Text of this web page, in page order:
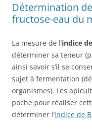
Détermination
fructose-eau du
La mesure de l’indice
déterminer sa teneur
ainsi savoir s’il se
sujet à fermentation
organismes). Les
poche pour réaliser
déterminer l’indice de